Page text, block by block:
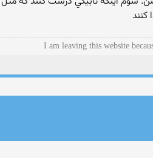
I am leaving this website